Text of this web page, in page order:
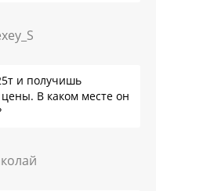
…
и получишь
В каком месте он